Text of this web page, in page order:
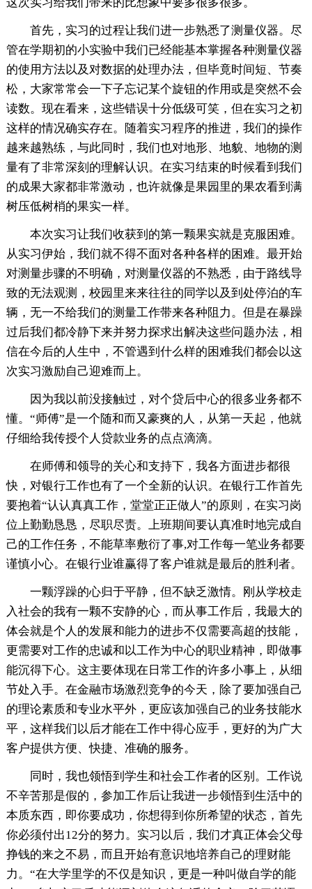
首先，实习的过程让我们进一步熟悉了测量仪器。尽
管在学期初的小实验中我们已经能基本掌握各种测量仪器
的使用方法以及对数据的处理办法，但毕竟时间短、节奏
松，大家常常会一下子忘记某个旋钮的作用或是突然不会
读数。现在看来，这些错误十分低级可笑，但在实习之初
这样的情况确实存在。随着实习程序的推进，我们的操作
越来越熟练，与此同时，我们也对地形、地貌、地物的测
量有了非常深刻的理解认识。在实习结束的时候看到我们
的成果大家都非常激动，也许就像是果园里的果农看到满
树压低树梢的果实一样。
本次实习让我们收获到的第一颗果实就是克服困难。
从实习伊始，我们就不得不面对各种各样的困难。最开始
对测量步骤的不明确，对测量仪器的不熟悉，由于路线导
致的无法观测，校园里来来往往的同学以及到处停泊的车
辆，无一不给我们的测量工作带来各种阻力。但是在暴躁
过后我们都冷静下来并努力探求出解决这些问题办法，相
信在今后的人生中，不管遇到什么样的困难我们都会以这
次实习激励自己迎难而上。
因为我以前没接触过，对个贷后中心的很多业务都不
懂。“师傅”是一个随和而又豪爽的人，从第一天起，他就
仔细给我传授个人贷款业务的点点滴滴。
在师傅和领导的关心和支持下，我各方面进步都很
快，对银行工作也有了一个全新的认识。在银行工作首先
要抱着“认认真真工作，堂堂正正做人”的原则，在实习岗
位上勤勤恳恳，尽职尽责。上班期间要认真准时地完成自
己的工作任务，不能草率敷衍了事,对工作每一笔业务都要
谨慎小心。在银行业谁赢得了客户谁就是最后的胜利者。
一颗浮躁的心归于平静，但不缺乏激情。刚从学校走
入社会的我有一颗不安静的心，而从事工作后，我最大的
体会就是个人的发展和能力的进步不仅需要高超的技能，
更需要对工作的忠诚和以工作为中心的职业精神，即做事
能沉得下心。这主要体现在日常工作的许多小事上，从细
节处入手。在金融市场激烈竞争的今天，除了要加强自己
的理论素质和专业水平外，更应该加强自己的业务技能水
平，这样我们以后才能在工作中得心应手，更好的为广大
客户提供方便、快捷、准确的服务。
同时，我也领悟到学生和社会工作者的区别。工作说
不辛苦那是假的，参加工作后让我进一步领悟到生活中的
本质东西，即你要成功，你想得到你所希望的状态，首先
你必须付出12分的努力。实习以后，我们才真正体会父母
挣钱的来之不易，而且开始有意识地培养自己的理财能
力。“在大学里学的不仅是知识，更是一种叫做自学的能